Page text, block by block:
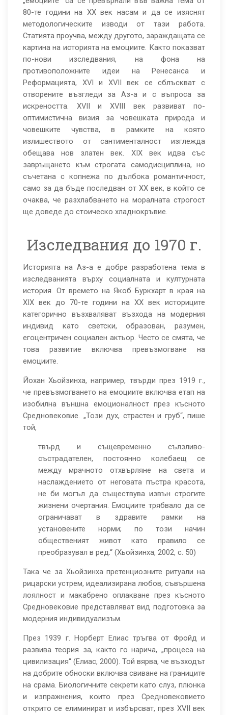
80-те години на XX век насам и да се изяснят
методологическите изводи от тази работа.
Статията проучва, между другото, зараждащата се
картина на историята на емоциите. Както показват
по-нови изследвания, на фона на
противоположните идеи на Ренесанса и
Реформацията, XVI и XVII век се сблъскват с
отворените възгледи за Аз-а и с въпроса за
искреността. XVII и XVIII век развиват по-
оптимистична визия за човешката природа и
човешките чувства, в рамките на която
излишеството от сантименталност изглежда
обещава нов златен век. XIX век идва със
завръщането към строгата самодисциплина, но
съчетана с копнежа по дълбока романтичност,
само за да бъде последван от XX век, в който се
очаква, че разхлабването на моралната строгост
ще доведе до стоическо хладнокръвие.
Изследвания до 1970 г.
Историята на Аз-а е добре разработена тема в
изследванията върху социалната и културната
история. От времето на Якоб Буркхарт в края на
XIX век до 70-те години на XX век историците
категорично възхваляват възхода на модерния
индивид като светски, образован, разумен,
егоцентричен социален актьор. Често се смята, че
това развитие включва превъзмогване на
емоциите.
Йохан Хьойзинха, например, твърди през 1919 г.,
че превъзмогването на емоциите включва етап на
изобилна външна емоционалност през късното
Средновековие. „Този дух, страстен и груб“, пише
той,
твърд и същевременно сълзливо-
състрадателен, постоянно колебаещ се
между мрачното отхвърляне на света и
наслаждението от неговата пъстра красота,
не би могъл да съществува извън строгите
жизнени очертания. Емоциите трябвало да се
ограничават в здравите рамки на
установените норми; по този начин
общественият живот като правило се
преобразувал в ред.“ (Хьойзинха, 2002, с. 50)
Така че за Хьойзинха претенциозните ритуали на
рицарски устрем, идеализирана любов, съвършена
лоялност и макабрено оплакване през късното
Средновековие представляват вид подготовка за
модерния индивидуализъм.
През 1939 г. Норберт Елиас тръгва от Фройд и
развива теория за, както го нарича, „процеса на
цивилизация“ (Елиас, 2000). Той вярва, че възходът
на добрите обноски включва свиване на границите
на срама. Биологичните секрети като слуз, плюнка
и изпражнения, които през Средновековието
открито се елиминират и избърсват, през XVII век